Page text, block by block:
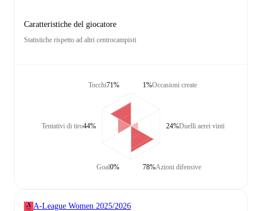
Caratteristiche del giocatore
Statistiche rispetto ad altri centrocampisti
Tocchi71%
Tentativi di tiro44%
Goal0%
Occasioni create
1%
Duelli aerei vinti
24%
Azioni difensive
78%
A-League Women 2025/2026